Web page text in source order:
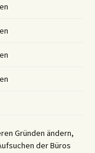
Gründen ändern,
der Büros